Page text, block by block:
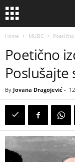
Home MUSIC
Poetično
Poslušajte
By Jovana Dragojević -